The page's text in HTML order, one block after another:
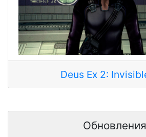
Deus Ex 2:
Обновления